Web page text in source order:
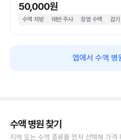
50,000원
수액 처방 태반 주사 장염 수액 감
앱에서 수액 병
수액 병원 찾기
지역 또는 수액 종류를 먼저 선택해 가격